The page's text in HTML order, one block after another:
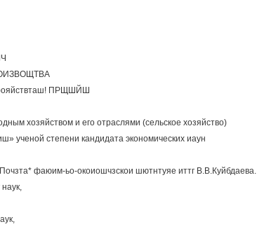
ПРЩШЙШ
хозяйством и его отраслями (сельское хозяйство)
ученой степени кандидата экономических иаун
фаюим-ьо-окоиошчзскои шютнтуяе иттг В.В.Куйбдаева.